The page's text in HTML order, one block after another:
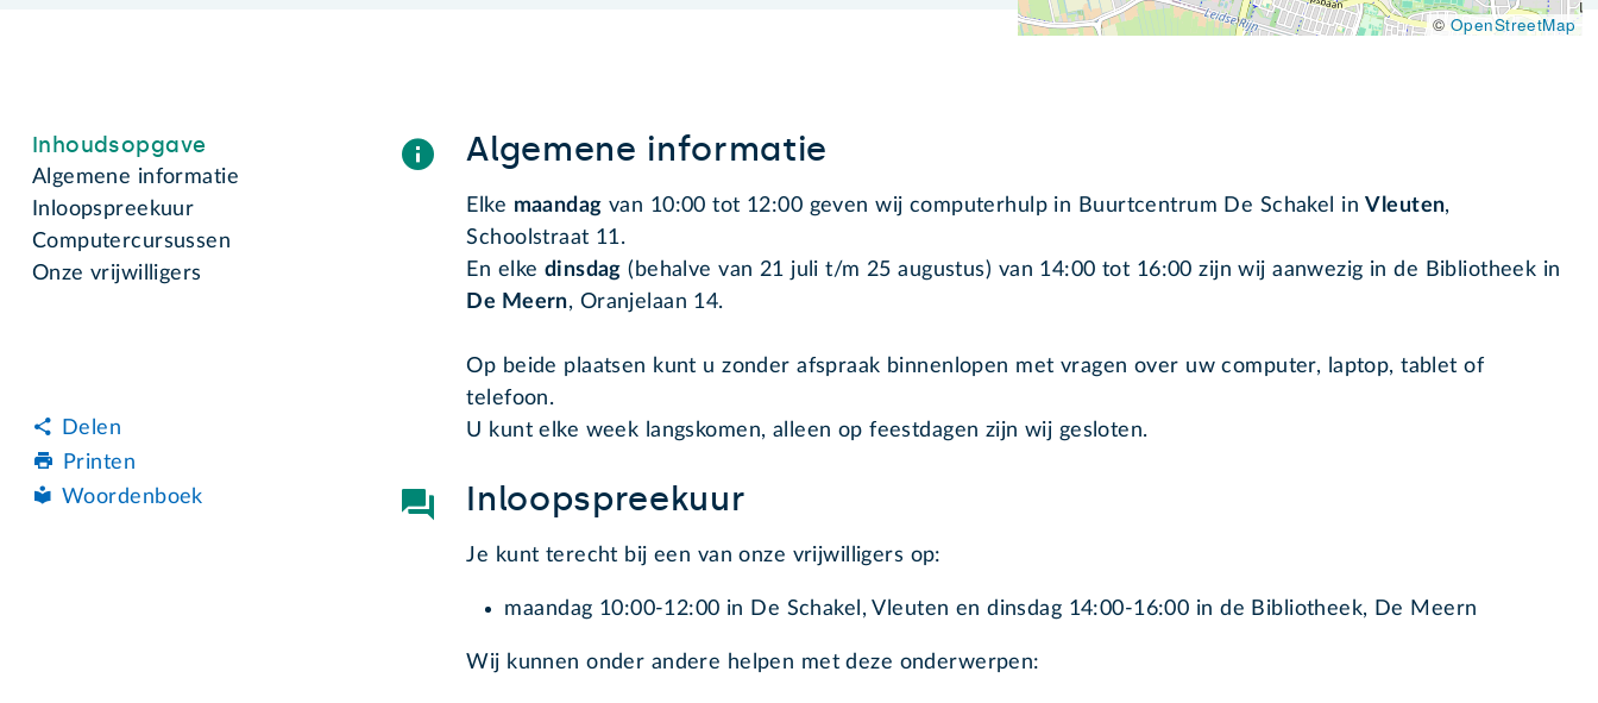
© OpenStreetMap
Inhoudsopgave
Algemene informatie
Inloopspreekuur
Computercursussen
Onze vrijwilligers
Delen
Printen
Woordenboek
Algemene informatie
Elke maandag van 10:00 tot 12:00 geven wij computerhulp in Buurtcentrum De Schakel inVleuten,
Schoolstraat 11.
En elke dinsdag (behalve van 21 juli t/m 25 augustus) van 14:00 tot 16:00 zijn wij aanwezig in de Bibliotheek in
De Meern, Oranjelaan 14.
Op beide plaatsen kunt u zonder afspraak binnenlopen met vragen over uw computer, laptop, tablet of
telefoon.
U kunt elke week langskomen, alleen op feestdagen zijn wij gesloten.
Inloopspreekuur
Je kunt terecht bij een van onze vrijwilligers op:
maandag 10:00-12:00 in De Schakel, Vleuten en dinsdag 14:00-16:00 in de Bibliotheek, De Meern
Wij kunnen onder andere helpen met deze onderwerpen: